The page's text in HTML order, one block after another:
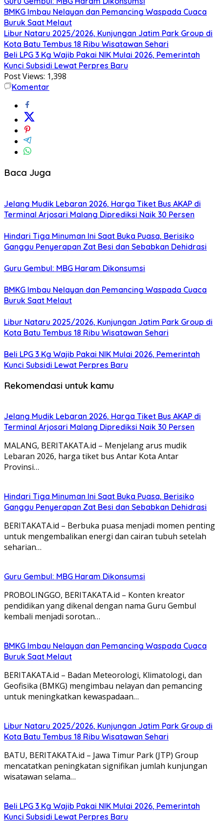
BMKG Imbau Nelayan dan Pemancing Waspada Cuaca
Buruk Saat Melaut
Libur Nataru 2025/2026, Kunjungan Jatim Park Group di
Kota Batu Tembus 18 Ribu Wisatawan Sehari
Beli LPG 3 Kg Wajib Pakai NIK Mulai 2026, Pemerintah
Kunci Subsidi Lewat Perpres Baru
Post Views: 1,398
Komentar
Baca Juga
Jelang Mudik Lebaran 2026, Harga Tiket Bus AKAP di
Terminal Arjosari Malang Diprediksi Naik 30 Persen
Hindari Tiga Minuman Ini Saat Buka Puasa, Berisiko
Ganggu Penyerapan Zat Besi dan Sebabkan Dehidrasi
Guru Gembul: MBG Haram Dikonsumsi
BMKG Imbau Nelayan dan Pemancing Waspada Cuaca
Buruk Saat Melaut
Libur Nataru 2025/2026, Kunjungan Jatim Park Group di
Kota Batu Tembus 18 Ribu Wisatawan Sehari
Beli LPG 3 Kg Wajib Pakai NIK Mulai 2026, Pemerintah
Kunci Subsidi Lewat Perpres Baru
Rekomendasi untuk kamu
Jelang Mudik Lebaran 2026, Harga Tiket Bus AKAP di
Terminal Arjosari Malang Diprediksi Naik 30 Persen
MALANG, BERITAKATA.id – Menjelang arus mudik
Lebaran 2026, harga tiket bus Antar Kota Antar
Provinsi…
Hindari Tiga Minuman Ini Saat Buka Puasa, Berisiko
Ganggu Penyerapan Zat Besi dan Sebabkan Dehidrasi
BERITAKATA.id – Berbuka puasa menjadi momen penting
untuk mengembalikan energi dan cairan tubuh setelah
seharian…
Guru Gembul: MBG Haram Dikonsumsi
PROBOLINGGO, BERITAKATA.id – Konten kreator
pendidikan yang dikenal dengan nama Guru Gembul
kembali menjadi sorotan…
BMKG Imbau Nelayan dan Pemancing Waspada Cuaca
Buruk Saat Melaut
BERITAKATA.id – Badan Meteorologi, Klimatologi, dan
Geofisika (BMKG) mengimbau nelayan dan pemancing
untuk meningkatkan kewaspadaan…
Libur Nataru 2025/2026, Kunjungan Jatim Park Group di
Kota Batu Tembus 18 Ribu Wisatawan Sehari
BATU, BERITAKATA.id – Jawa Timur Park (JTP) Group
mencatatkan peningkatan signifikan jumlah kunjungan
wisatawan selama…
Beli LPG 3 Kg Wajib Pakai NIK Mulai 2026, Pemerintah
Kunci Subsidi Lewat Perpres Baru